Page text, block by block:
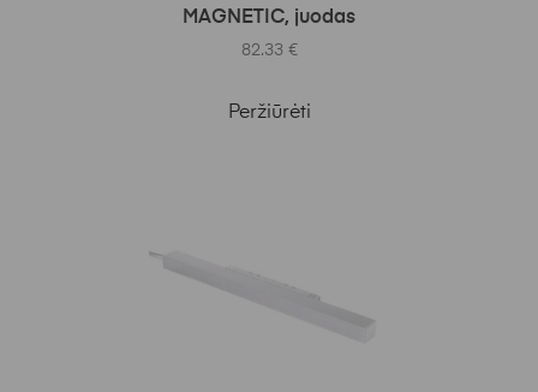
MAGNETIC, juodas
82.33 €
Peržiūrėti